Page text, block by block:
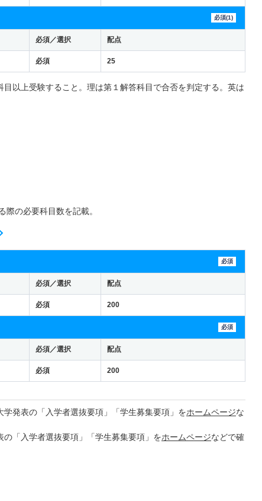
必須(1)
必須／選択 配点
必須 25
以上受験すること。理は第１解答科目で合否を判定する。英は
の必要科目数を記載。
必須
必須／選択 配点
必須 200
必須
必須／選択 配点
必須 200
発表の「入学者選抜要項」「学生募集要項」をホームページな
「入学者選抜要項」「学生募集要項」をホームページなどで確